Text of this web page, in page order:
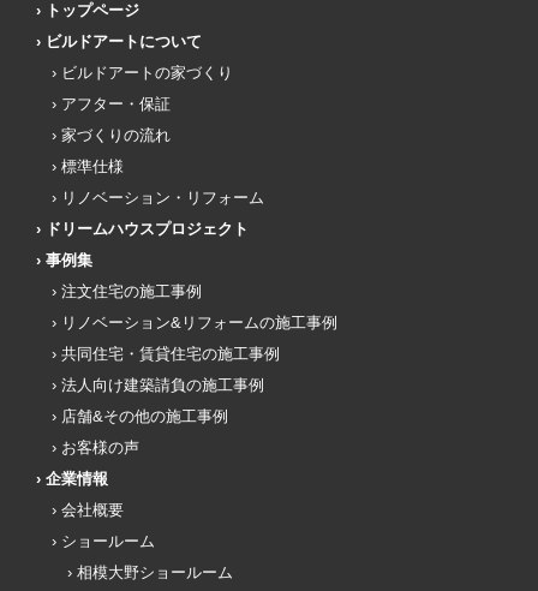
トップページ
ビルドアートについて
ビルドアートの家づくり
アフター・保証
家づくりの流れ
標準仕様
リノベーション・リフォーム
ドリームハウスプロジェクト
事例集
注文住宅の施工事例
リノベーション&リフォームの施工事例
共同住宅・賃貸住宅の施工事例
法人向け建築請負の施工事例
店舗&その他の施工事例
お客様の声
企業情報
会社概要
ショールーム
相模大野ショールーム